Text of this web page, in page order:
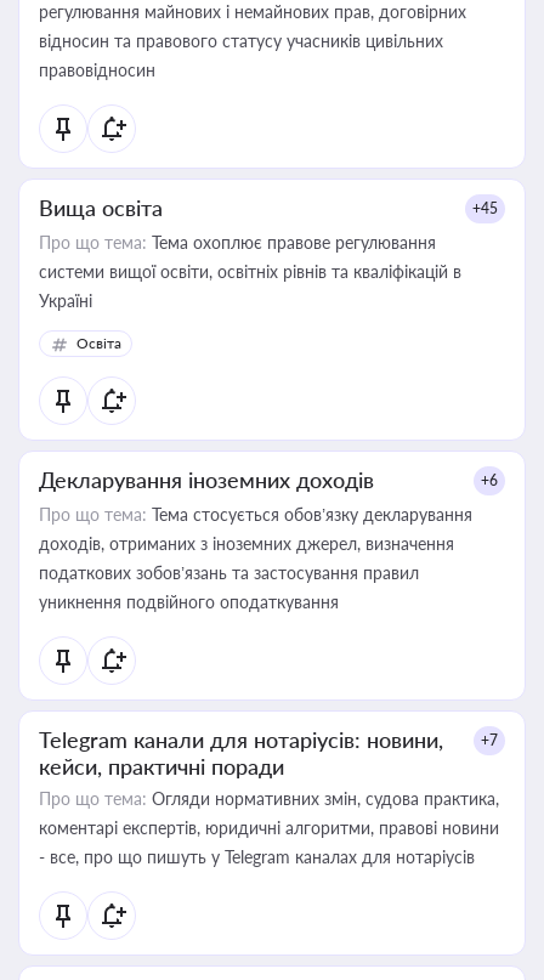
регулювання майнових і немайнових прав, договірних
відносин та правового статусу учасників цивільних
правовідносин
Вища освіта +45
Про що тема: Тема охоплює правове регулювання
системи вищої освіти, освітніх рівнів та кваліфікацій в
Україні
Освіта
Декларування іноземних доходів +6
Про що тема: Тема стосується обов’язку декларування
доходів, отриманих з іноземних джерел, визначення
податкових зобов’язань та застосування правил
уникнення подвійного оподаткування
Telegram канали для нотаріусів: новини,
кейси, практичні поради
+7
Про що тема: Огляди нормативних змін, судова практика,
коментарі експертів, юридичні алгоритми, правові новини
- все, про що пишуть у Telegram каналах для нотаріусів